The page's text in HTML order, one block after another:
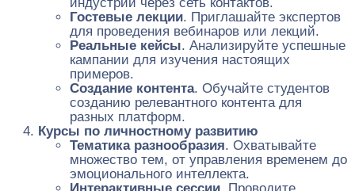
индустрии через сеть контактов.
Гостевые лекции. Приглашайте экспертов
для проведения вебинаров или лекций.
Реальные кейсы. Анализируйте успешные
кампании для изучения настоящих
примеров.
Создание контента. Обучайте студентов
созданию релевантного контента для
разных платформ.
Курсы по личностному развитию
Тематика разнообразия. Охватывайте
множество тем, от управления временем до
эмоционального интеллекта.